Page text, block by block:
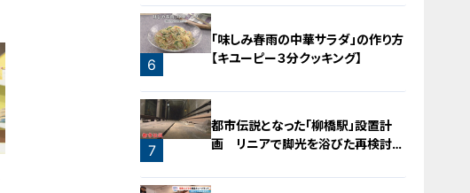
4
5
6
「味しみ春雨の中華サラダ」の作り方
【キユーピー３分クッキング】
7
都市伝説となった「柳橋駅」設置計
画 リニアで脚光を浴びた再検討の